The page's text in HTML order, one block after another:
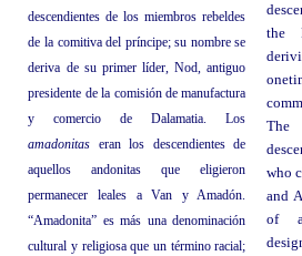
descendientes de los miembros rebeldes
de la comitiva del príncipe; su nombre se
deriva de su primer líder, Nod, antiguo
presidente de la comisión de manufactura
y comercio de Dalamatia. Los
amadonitas eran los descendientes de
aquellos andonitas que eligieron
permanecer leales a Van y Amadón.
“Amadonita” es más una denominación
cultural y religiosa que un término racial;
the
who
and
of a